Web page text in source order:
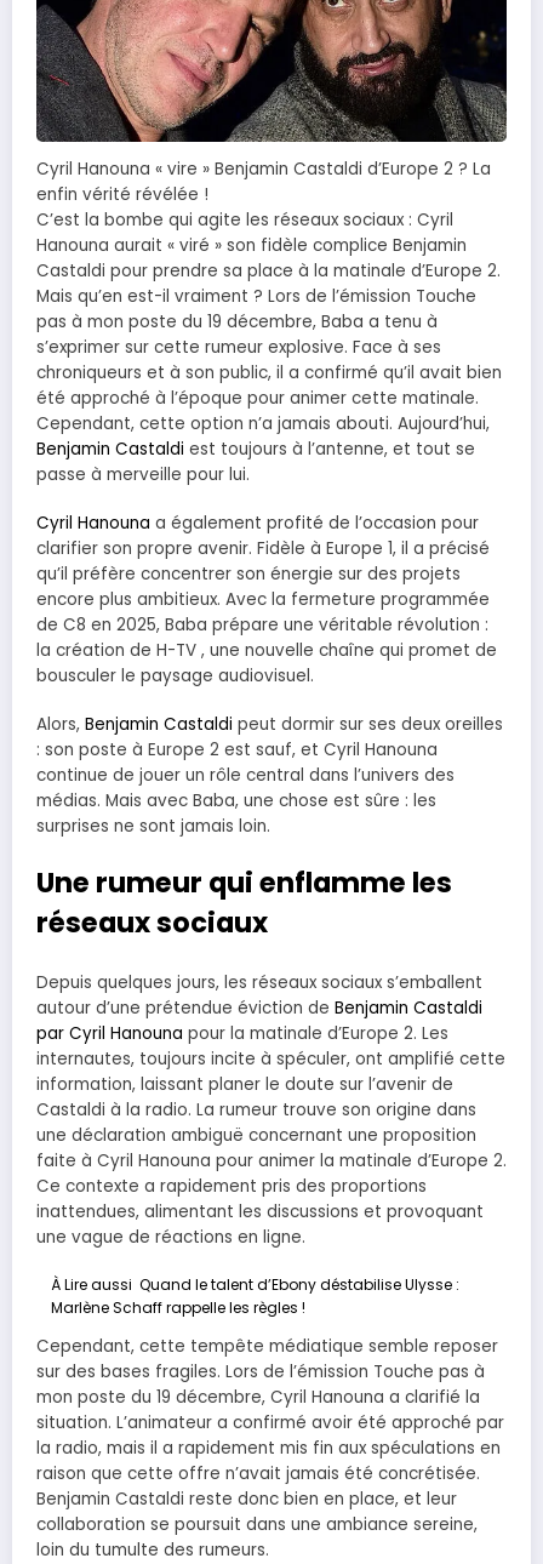
Cyril Hanouna « vire » Benjamin Castaldi d’Europe 2 ? La
enfin vérité révélée !
C’est la bombe qui agite les réseaux sociaux : Cyril
Hanouna aurait « viré » son fidèle complice Benjamin
Castaldi pour prendre sa place à la matinale d’Europe 2.
Mais qu’en est-il vraiment ? Lors de l’émission Touche
pas à mon poste du 19 décembre, Baba a tenu à
s’exprimer sur cette rumeur explosive. Face à ses
chroniqueurs et à son public, il a confirmé qu’il avait bien
été approché à l’époque pour animer cette matinale.
Cependant, cette option n’a jamais abouti. Aujourd’hui,
Benjamin Castaldi est toujours à l’antenne, et tout se
passe à merveille pour lui.
Cyril Hanouna a également profité de l’occasion pour
clarifier son propre avenir. Fidèle à Europe 1, il a précisé
qu’il préfère concentrer son énergie sur des projets
encore plus ambitieux. Avec la fermeture programmée
de C8 en 2025, Baba prépare une véritable révolution :
la création de H-TV , une nouvelle chaîne qui promet de
bousculer le paysage audiovisuel.
Alors, Benjamin Castaldi peut dormir sur ses deux oreilles
: son poste à Europe 2 est sauf, et Cyril Hanouna
continue de jouer un rôle central dans l’univers des
médias. Mais avec Baba, une chose est sûre : les
surprises ne sont jamais loin.
Une rumeur qui enflamme les
réseaux sociaux
Depuis quelques jours, les réseaux sociaux s’emballent
autour d’une prétendue éviction de Benjamin Castaldi
par Cyril Hanouna pour la matinale d’Europe 2. Les
internautes, toujours incite à spéculer, ont amplifié cette
information, laissant planer le doute sur l’avenir de
Castaldi à la radio. La rumeur trouve son origine dans
une déclaration ambiguë concernant une proposition
faite à Cyril Hanouna pour animer la matinale d’Europe 2.
Ce contexte a rapidement pris des proportions
inattendues, alimentant les discussions et provoquant
une vague de réactions en ligne.
À Lire aussi Quand le talent d’Ebony déstabilise Ulysse :
Marlène Schaff rappelle les règles !
Cependant, cette tempête médiatique semble reposer
sur des bases fragiles. Lors de l’émission Touche pas à
mon poste du 19 décembre, Cyril Hanouna a clarifié la
situation. L’animateur a confirmé avoir été approché par
la radio, mais il a rapidement mis fin aux spéculations en
raison que cette offre n’avait jamais été concrétisée.
Benjamin Castaldi reste donc bien en place, et leur
collaboration se poursuit dans une ambiance sereine,
loin du tumulte des rumeurs.